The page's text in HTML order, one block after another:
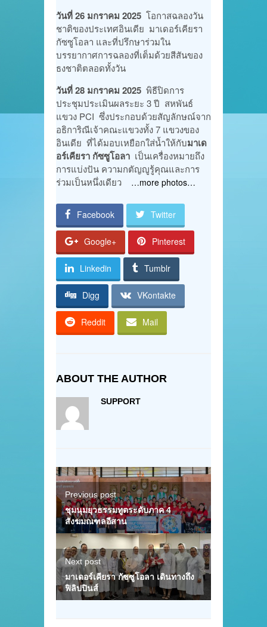
วันที่ 26 มกราคม 2025 โอกาสฉลองวัน
ชาติของประเทศอินเดีย มาเดอร์เคียรา
กัซซูโอลา และที่ปรึกษาร่วมใน
บรรยากาศการฉลองที่เต็มด้วยสีสันของ
ธงชาติตลอดทั้งวัน
วันที่ 28 มกราคม 2025 พิธีปิดการ
ประชุมประเมินผลระยะ 3 ปี สหพันธ์
แขวง PCI ซึ่งประกอบด้วยสัญลักษณ์จาก
อธิการิณีเจ้าคณะแขวงทั้ง 7 แขวงของ
อินเดีย ที่ได้มอบเหยือกใส่น้ำให้กับมาเด
อร์เคียรา กัซซูโอลา เป็นเครื่องหมายถึง
การแบ่งปัน ความกตัญญูรู้คุณและการ
ร่วมเป็นหนึ่งเดียว …more photos…
Facebook Twitter
Google+ Pinterest
Linkedin Tumblr
Digg VKontakte
Reddit Mail
ABOUT THE AUTHOR
SUPPORT
Previous post
ชุมนุมยุวธรรมทูตระดับภาค 4
สังฆมณฑลอีสาน
Next post
มาเดอร์เคียรา กัซซูโอลา เดินทางถึง
ฟิลิปปินส์